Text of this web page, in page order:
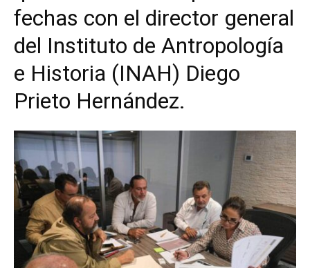
fechas con el director general
del Instituto de Antropología
e Historia (INAH) Diego
Prieto Hernández.